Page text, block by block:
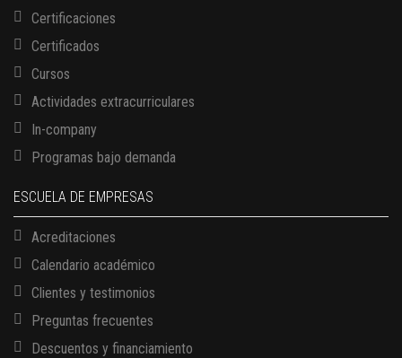
Certificaciones
Certificados
Cursos
Actividades extracurriculares
In-company
Programas bajo demanda
ESCUELA DE EMPRESAS
Acreditaciones
Calendario académico
Clientes y testimonios
Preguntas frecuentes
Descuentos y financiamiento